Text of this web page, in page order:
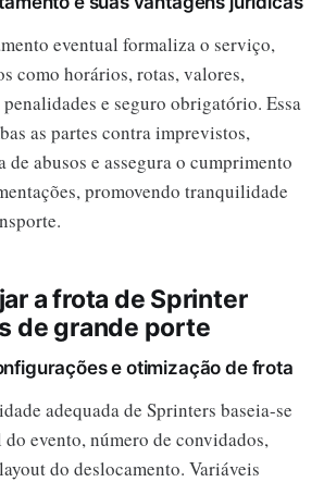
eventual formaliza o serviço,
como horários, rotas, valores,
e seguro obrigatório. Essa
as partes contra imprevistos,
abusos e assegura o cumprimento
promovendo tranquilidade
a frota de Sprinter
de grande porte
e otimização de frota
adequada de Sprinters baseia-se
evento, número de convidados,
do deslocamento. Variáveis